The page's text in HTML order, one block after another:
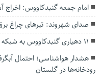
امام جمعه گنبدکاووس: اخراج
صدای شهروند: تیرهای چراغ
۱۱ دهیاری گنبدکاووس به شبکه حفاظت مردمی منابع طبیعی پیوستند
هشدار هواشناسی؛ احتمال
رودخانه‌ها در گلستان